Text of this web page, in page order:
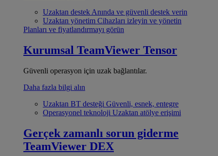
Uzaktan destek Anında ve güvenli destek verin
Uzaktan yönetim Cihazları izleyin ve yönetin
Planları ve fiyatlandırmayı görün
Kurumsal TeamViewer Tensor
Güvenli operasyon için uzak bağlantılar.
Daha fazla bilgi alın
Uzaktan BT desteği Güvenli, esnek, entegre
Operasyonel teknoloji Uzaktan atölye erişimi
Gerçek zamanlı sorun giderme
TeamViewer DEX